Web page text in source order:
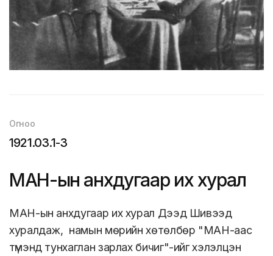
Огноо
1921.03.1-3
МАН-ын анхдугаар их хурал
МАН-ын анхдугаар их хурал Дээд Шивээд
хуралдаж, намын мөрийн хөтөлбөр "МАН-аас
түмэнд тунхаглан зарлах бичиг"-ийг хэлэлцэн